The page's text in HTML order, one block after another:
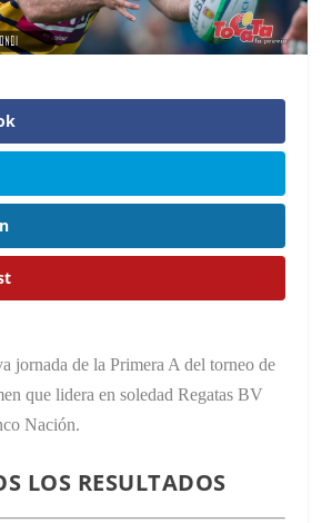
jornada de la Primera A del torneo de
que lidera en soledad Regatas BV
Nación.
LOS RESULTADOS